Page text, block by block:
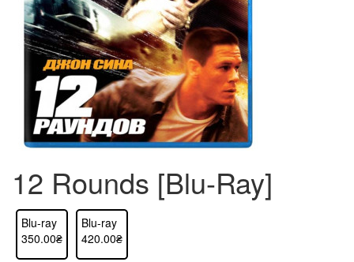
12 Rounds [Blu-Ray]
Blu-ray
350.00₴
Blu-ray
420.00₴